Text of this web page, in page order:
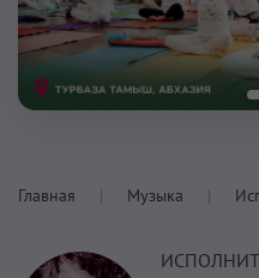
Главная Музыка